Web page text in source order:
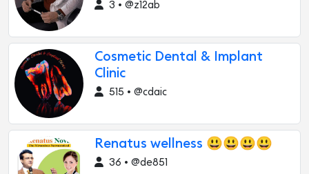
3 • @z12ab
Cosmetic Dental & Implant
Clinic
515 • @cdaic
Renatus wellness 😃😃😃😃
36 • @de851